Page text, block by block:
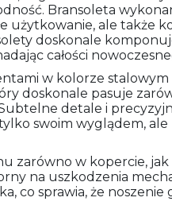
Bransoleta
użytkowanie, ale także
doskonale
całości
w kolorze stalowym
doskonale pasuje
detale i
swoim wyglądem,
zarówno w kopercie, jak
na uszkodzenia
co sprawia, że noszenie